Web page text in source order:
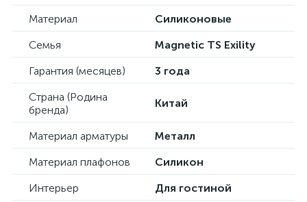
Материал
Силиконовые
Семья
Magnetic TS Exility
Гарантия (месяцев)
3 года
Страна (Родина
бренда)
Китай
Материал арматуры
Металл
Материал плафонов
Силикон
Интерьер
Для гостиной